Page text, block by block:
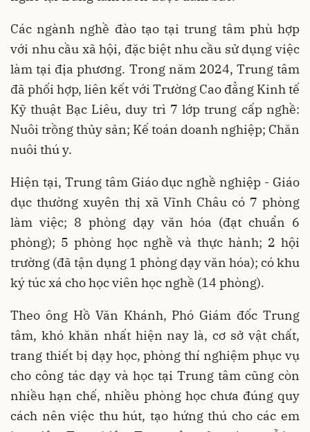
Các ngành nghề đào tạo tại trung tâm phù hợp
với nhu cầu xã hội, đặc biệt nhu cầu sử dụng việc
làm tại địa phương. Trong năm 2024, Trung tâm
đã phối hợp, liên kết với Trường Cao đẳng Kinh tế
Kỹ thuật Bạc Liêu, duy trì 7 lớp trung cấp nghề:
Nuôi trồng thủy sản; Kế toán doanh nghiệp; Chăn
nuôi thú y.
Hiện tại, Trung tâm Giáo dục nghề nghiệp - Giáo
dục thường xuyên thị xã Vĩnh Châu có 7 phòng
làm việc; 8 phòng dạy văn hóa (đạt chuẩn 6
phòng); 5 phòng học nghề và thực hành; 2 hội
trường (đã tận dụng 1 phòng dạy văn hóa); có khu
ký túc xá cho học viên học nghề (14 phòng).
Theo ông Hồ Văn Khánh, Phó Giám đốc Trung
tâm, khó khăn nhất hiện nay là, cơ sở vật chất,
trang thiết bị dạy học, phòng thí nghiệm phục vụ
cho công tác dạy và học tại Trung tâm cũng còn
nhiều hạn chế, nhiều phòng học chưa đúng quy
cách nên việc thu hút, tạo hứng thú cho các em